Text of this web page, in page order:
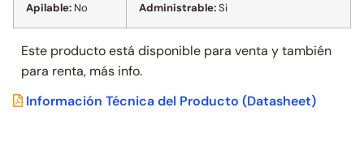
Apilable: No Administrable:Si
Este producto está disponible para venta y también
para renta, más info.
Información Técnica del Producto (Datasheet)